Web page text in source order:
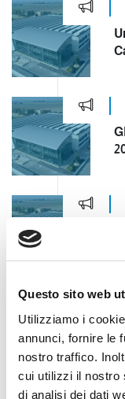
Questo sito web
Utilizziamo i
annunci, fornire le
nostro traffico.
cui utilizzi il nostro
di analisi dei dati